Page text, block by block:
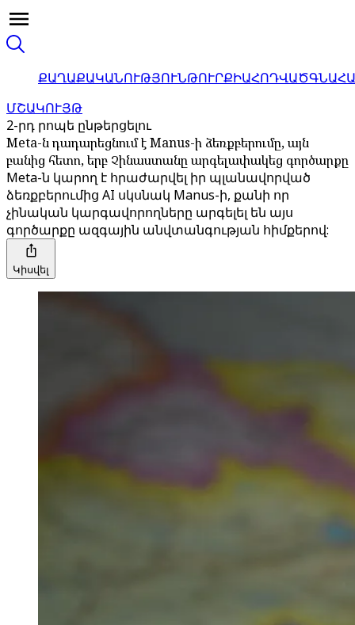
ՔԱՂԱՔԱԿԱՆՈՒԹՅՈՒՆԹՈՒՐՔԻԱՀՈԴՎԱԾ
ՄՇԱԿՈՒՅԹ
2-րդ րոպե ընթերցելու
Meta-ն դադարեցնում է Manus-ի ձեռքբերումը, այն
բանից հետո, երբ Չինաստանը արգելափակեց գործարքը
Meta-ն կարող է հրաժարվել իր պլանավորված
ձեռքբերումից AI սկսնակ Manus-ի, քանի որ
չինական կարգավորողները արգելել են այս
գործարքը ազգային անվտանգության հիմքերով:
Կիսվել